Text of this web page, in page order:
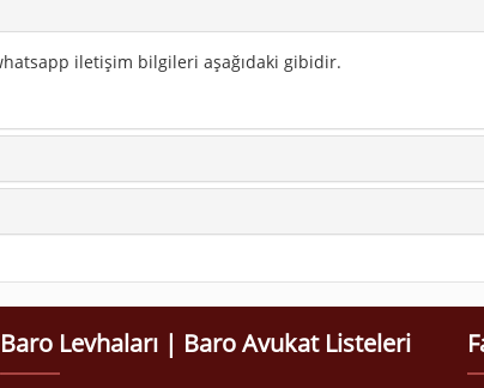
iletişim bilgileri aşağıdaki gibidir.
Baro Levhaları | Baro Avukat Listeleri